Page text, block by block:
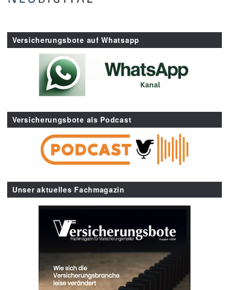
Versicherungsbote auf Whatsapp
Versicherungsbote als Podcast
Unser aktuelles Fachmagazin